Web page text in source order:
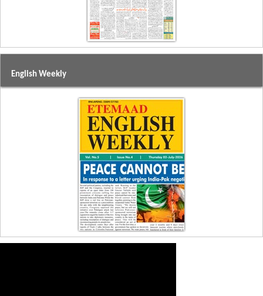
English Weekly